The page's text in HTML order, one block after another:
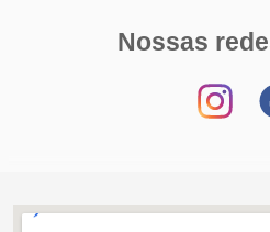
Nossas